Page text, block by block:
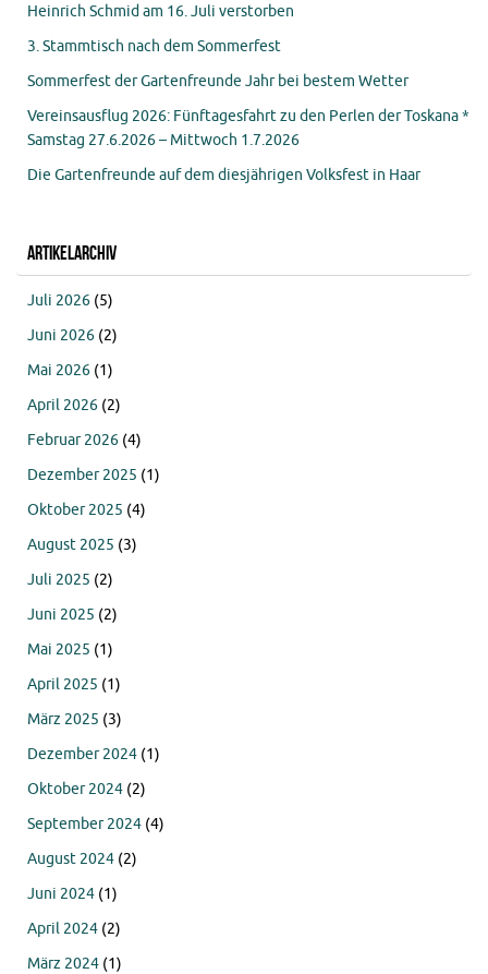
Heinrich Schmid am 16. Juli verstorben
3. Stammtisch nach dem Sommerfest
Sommerfest der Gartenfreunde Jahr bei bestem Wetter
Vereinsausflug 2026: Fünftagesfahrt zu den Perlen der Toskana *
Samstag 27.6.2026 – Mittwoch 1.7.2026
Die Gartenfreunde auf dem diesjährigen Volksfest in Haar
Artikelarchiv
Juli 2026 (5)
Juni 2026 (2)
Mai 2026 (1)
April 2026 (2)
Februar 2026 (4)
Dezember 2025 (1)
Oktober 2025 (4)
August 2025 (3)
Juli 2025 (2)
Juni 2025 (2)
Mai 2025 (1)
April 2025 (1)
März 2025 (3)
Dezember 2024 (1)
Oktober 2024 (2)
September 2024 (4)
August 2024 (2)
Juni 2024 (1)
April 2024 (2)
März 2024 (1)